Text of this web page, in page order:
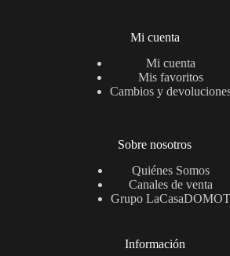
Mi cuenta
Mi cuenta
Mis favoritos
Cambios y
Sobre nosotros
Quiénes Somos
Canales de venta
Grupo LaCasaDOMOT
Información